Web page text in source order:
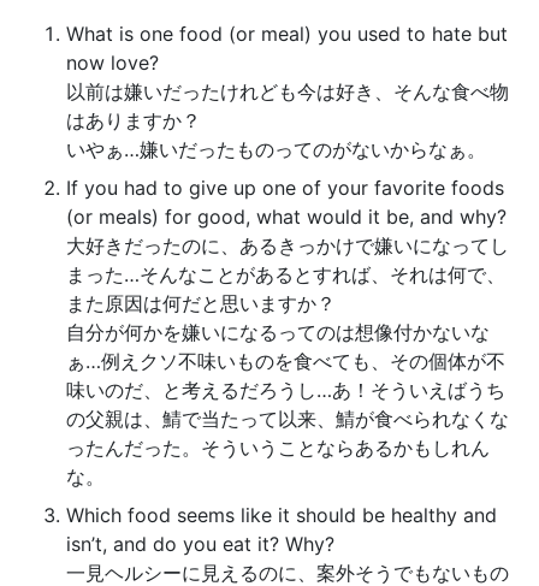
What is one food (or meal) you used to hate but
now love?
以前は嫌いだったけれども今は好き、そんな食べ物
はありますか？
いやぁ…嫌いだったものってのがないからなぁ。
If you had to give up one of your favorite foods
(or meals) for good, what would it be, and why?
大好きだったのに、あるきっかけで嫌いになってし
まった…そんなことがあるとすれば、それは何で、
また原因は何だと思いますか？
自分が何かを嫌いになるってのは想像付かないな
ぁ…例えクソ不味いものを食べても、その個体が不
味いのだ、と考えるだろうし…あ！そういえばうち
の父親は、鯖で当たって以来、鯖が食べられなくな
ったんだった。そういうことならあるかもしれん
な。
Which food seems like it should be healthy and
isn’t, and do you eat it? Why?
一見ヘルシーに見えるのに、案外そうでもないもの